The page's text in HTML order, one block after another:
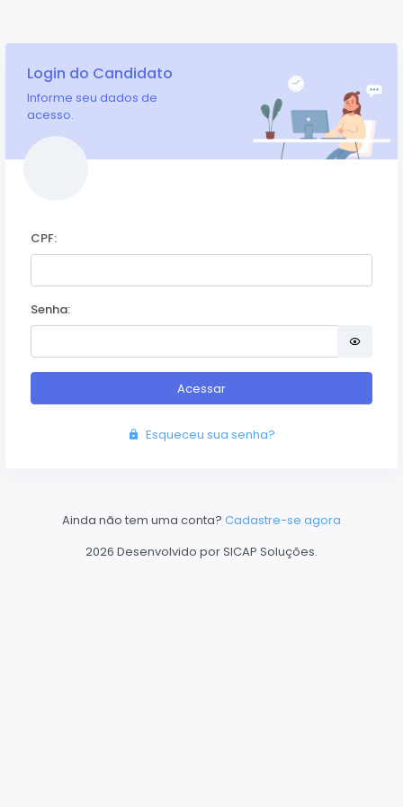
Login do Candidato
Informe seu dados de
acesso.
CPF:
Senha:
Acessar
Esqueceu sua senha?
Ainda não tem uma conta? Cadastre-se agora
2026 Desenvolvido por SICAP Soluções.